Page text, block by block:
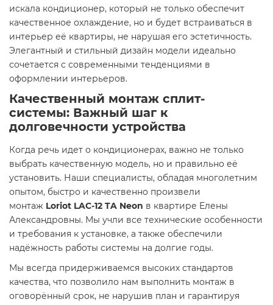
искала кондиционер, который не только обеспечит
качественное охлаждение, но и будет встраиваться в
интерьер её квартиры, не нарушая его эстетичность.
Элегантный и стильный дизайн модели идеально
сочетается с современными тенденциями в
оформлении интерьеров.
Качественный монтаж сплит-
системы: Важный шаг к
долговечности устройства
Когда речь идет о кондиционерах, важно не только
выбрать качественную модель, но и правильно её
установить. Наши специалисты, обладая многолетним
опытом, быстро и качественно произвели
монтаж Loriot LAC-12 TA Neon в квартире Елены
Александровны. Мы учли все технические особенности
и требования к установке, а также обеспечили
надёжность работы системы на долгие годы.
Мы всегда придерживаемся высоких стандартов
качества, что позволило нам выполнить монтаж в
оговорённый срок, не нарушив план и гарантируя